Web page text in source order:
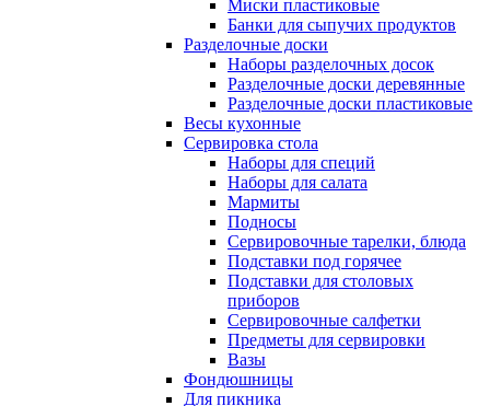
Миски пластиковые
Банки для сыпучих продуктов
Разделочные доски
Наборы разделочных досок
Разделочные доски деревянные
Разделочные доски пластиковые
Весы кухонные
Сервировка стола
Наборы для специй
Наборы для салата
Мармиты
Подносы
Сервировочные тарелки, блюда
Подставки под горячее
Подставки для столовых
приборов
Сервировочные салфетки
Предметы для сервировки
Вазы
Фондюшницы
Для пикника